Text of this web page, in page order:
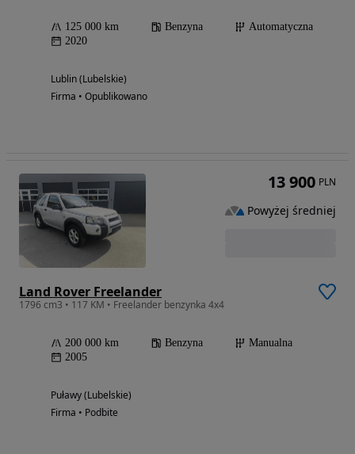
125 000 km Benzyna
Automatyczna
2020
Lublin (Lubelskie)
Firma • Opublikowano
Land Rover Freelander
1796 cm3 • 117 KM • Freelander benzynka 4x4
200 000 km Benzyna
Manualna
2005
Puławy (Lubelskie)
Firma • Podbite
13 900 PLN
Powyżej średniej